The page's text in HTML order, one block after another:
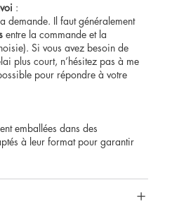
:
demande. Il faut généralement
entre la commande et la
Si vous avez besoin de
plus court, n’hésitez pas à me
pour répondre à votre
emballées dans des
à leur format pour garantir